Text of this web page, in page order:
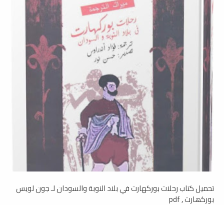
تحميل كتاب رحلات بوركهارت في بلاد النوبة والسودان لـ جون لويس
بوركھارت , pdf